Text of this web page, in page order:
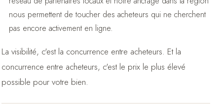
nous permettent de toucher des acheteurs qui ne cherchent
pas encore activement en ligne.
La visibilité, c'est la concurrence entre acheteurs. Et la
concurrence entre acheteurs, c'est le prix le plus élevé
possible pour votre bien.